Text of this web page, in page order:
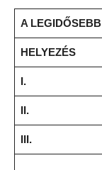
A LEGIDŐSEBB
HELYEZÉS
I.
II.
III.